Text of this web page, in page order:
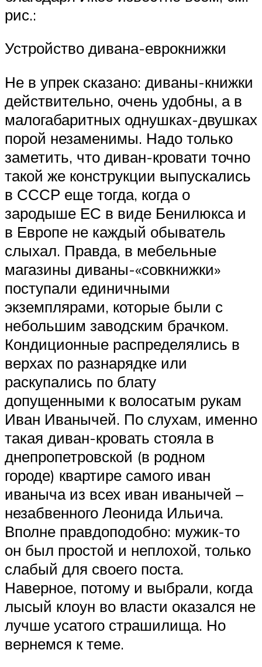
рис.:
Устройство дивана-еврокнижки
Не в упрек сказано: диваны-книжки
действительно, очень удобны, а в
малогабаритных однушках-двушках
порой незаменимы. Надо только
заметить, что диван-кровати точно
такой же конструкции выпускались
в СССР еще тогда, когда о
зародыше ЕС в виде Бенилюкса и
в Европе не каждый обыватель
слыхал. Правда, в мебельные
магазины диваны-«совкнижки»
поступали единичными
экземплярами, которые были с
небольшим заводским брачком.
Кондиционные распределялись в
верхах по разнарядке или
раскупались по блату
допущенными к волосатым рукам
Иван Иванычей. По слухам, именно
такая диван-кровать стояла в
днепропетровской (в родном
городе) квартире самого иван
иваныча из всех иван иванычей –
незабвенного Леонида Ильича.
Вполне правдоподобно: мужик-то
он был простой и неплохой, только
слабый для своего поста.
Наверное, потому и выбрали, когда
лысый клоун во власти оказался не
лучше усатого страшилища. Но
вернемся к теме.